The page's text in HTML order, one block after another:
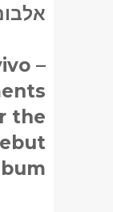
–
the